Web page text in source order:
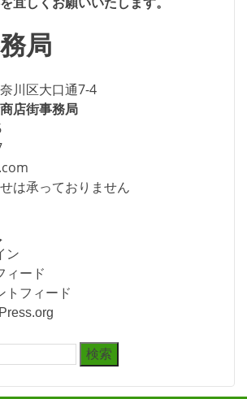
局
川区大口通7-4
店街事務局
は承っておりません
ン
ィード
トフィード